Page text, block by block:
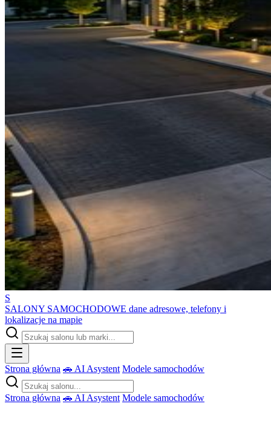
S
SALONY SAMOCHODOWE dane adresowe, telefony i
lokalizacje na mapie
Strona główna 🚗 AI Asystent Modele samochodów
Strona główna 🚗 AI Asystent Modele samochodów